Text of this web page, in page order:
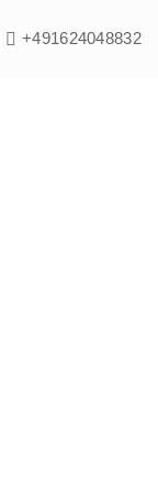
+491624048832‬